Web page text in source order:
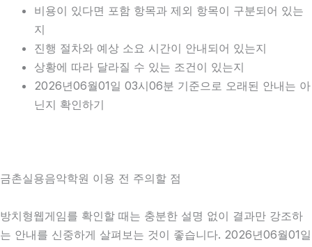
비용이 있다면 포함 항목과 제외 항목이 구분되어 있는
지
진행 절차와 예상 소요 시간이 안내되어 있는지
상황에 따라 달라질 수 있는 조건이 있는지
2026년06월01일 03시06분 기준으로 오래된 안내는 아
닌지 확인하기
금촌실용음악학원 이용 전 주의할 점
방치형웹게임를 확인할 때는 충분한 설명 없이 결과만 강조하
는 안내를 신중하게 살펴보는 것이 좋습니다. 2026년06월01일